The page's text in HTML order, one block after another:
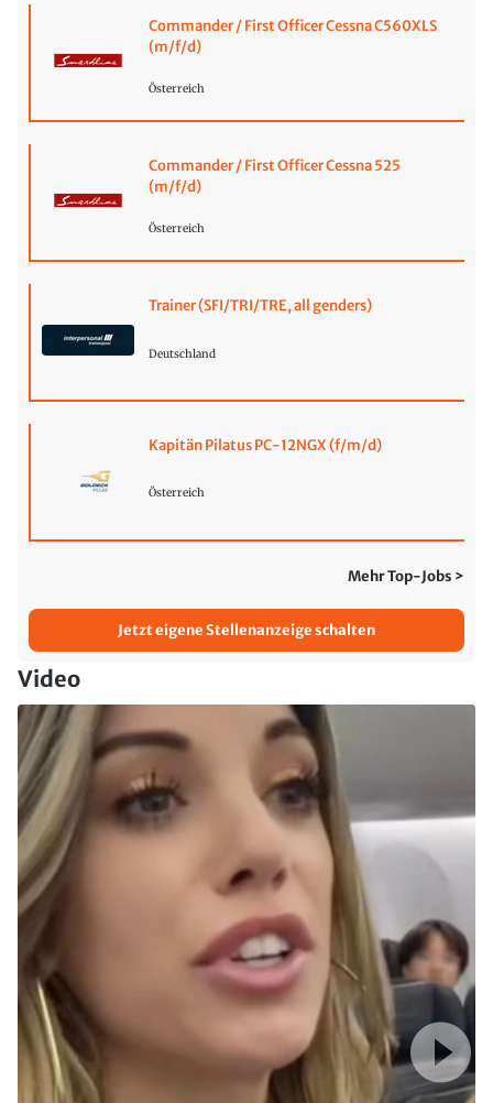
Commander / First Officer Cessna C560XLS
(m/f/d)
Österreich
Commander / First Officer Cessna 525
(m/f/d)
Österreich
Trainer (SFI/TRI/TRE, all genders)
Deutschland
Kapitän Pilatus PC-12NGX (f/m/d)
Österreich
Mehr Top-Jobs >
Jetzt eigene Stellenanzeige schalten
Video